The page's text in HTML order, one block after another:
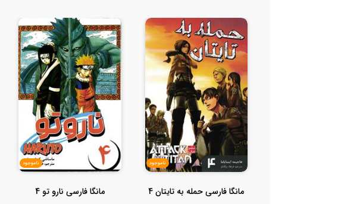
ناموجود
مانگا فارسی حمله به تایتان 4
ناموجود
مانگا فارسی نارو تو 4